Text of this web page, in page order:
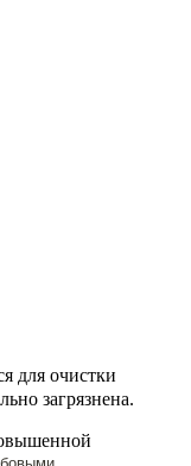
для очистки
загрязнена.